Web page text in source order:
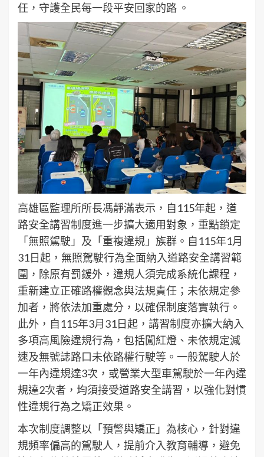
任，守護全民每一段平安回家的路 。
高雄區監理所所長馮靜滿表示，自115年起，道
路安全講習制度進一步擴大適用對象，重點鎖定
「無照駕駛」及「重複違規」族群。自115年1月
31日起，無照駕駛行為全面納入道路安全講習範
圍，除原有罰鍰外，違規人須完成系統化課程，
重新建立正確路權觀念與法規責任；未依規定參
加者，將依法加重處分，以確保制度落實執行。
此外，自115年3月31日起，講習制度亦擴大納入
多項高風險違規行為，包括闖紅燈、未依規定減
速及無號誌路口未依路權行駛等。一般駕駛人於
一年內違規達3次，或營業大型車駕駛於一年內違
規達2次者，均須接受道路安全講習，以強化對慣
性違規行為之矯正效果。
本次制度調整以「預警與矯正」為核心，針對違
規頻率偏高的駕駛人，提前介入教育輔導，避免